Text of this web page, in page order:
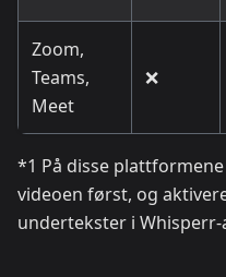
Zoom,
Teams,
Meet
❌
*1 På disse
videoen først, og
undertekster i Whisperr-